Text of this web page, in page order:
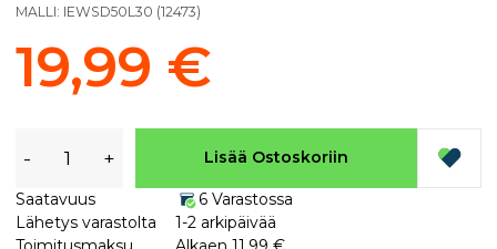
MALLI: IEWSD50L30 (12473)
19,99 €
- + Lisää Ostoskoriin
Saatavuus
6 Varastossa
Lähetys varastolta
1-2 arkipäivää